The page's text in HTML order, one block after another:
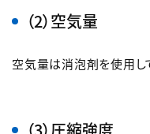
（2）空気量
空気量は消泡剤を使用し